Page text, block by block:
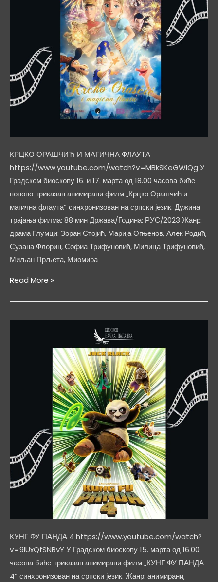
КРЦКО ОРАШЧИЋ И МАГИЧНА ФЛАУТА
https://www.youtube.com/watch?v=MBkSKeGWIQg У
Градском биоскопу 16. и 17. марта од 18.00 часова биће
поново приказан анимирани филм „Крцко Орашчић и
магична флаута“ синхронизован на српски језик. Дужина
трајања филма: 88 мин Држава/Година: РУС/2023 Жанр:
драма Глумци: Зоран Стојић, Марија Огњенов, Алек Родић,
Сузана Флорин, Софиа Трифуновић, Милица Трифуновић,
Миљан Прљета, Миомира
КРЦКО
МАГИЧНА
Read More »
КУНГ ФУ ПАНДА 4 https://www.youtube.com/watch?
v=9IUxQfSNBvY У Градском биоскопу 15. марта од 16.00
часова биће приказан анимирани филм „КУНГ ФУ ПАНДА
4“ синхронизован на српски језик. Жанр: анимирани,